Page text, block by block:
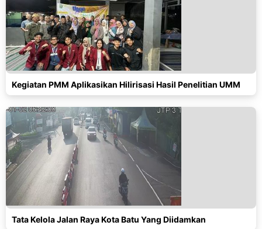
Kegiatan PMM Aplikasikan Hilirisasi Hasil Penelitian UMM
Tata Kelola Jalan Raya Kota Batu Yang Diidamkan